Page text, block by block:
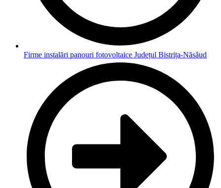
Firme instalări panouri fotovoltaice Județul Bistrița-Năsăud